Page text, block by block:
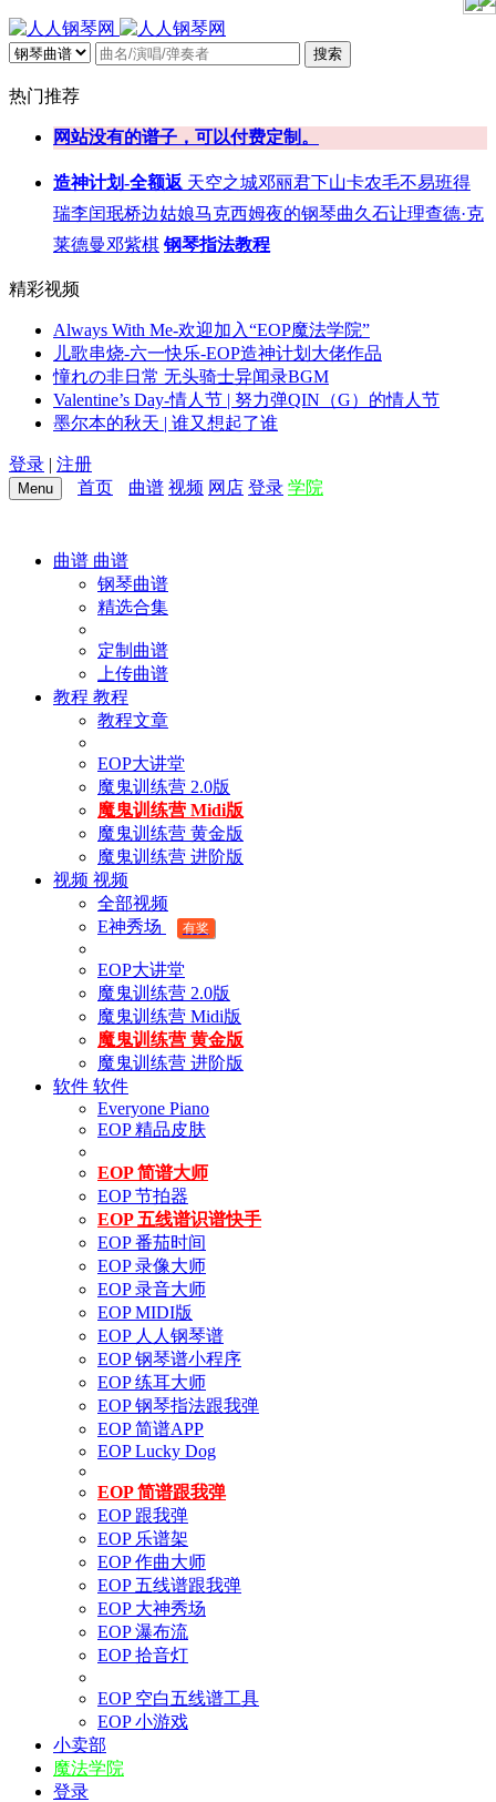
搜索
热门推荐
网站没有的谱子，可以付费定制。
造神计划-全额返 天空之城邓丽君下山卡农毛不易班得
瑞李闰珉桥边姑娘马克西姆夜的钢琴曲久石让理查德·克
莱德曼邓紫棋 钢琴指法教程
精彩视频
Always With Me-欢迎加入“EOP魔法学院”
儿歌串烧-六一快乐-EOP造神计划大佬作品
憧れの非日常 无头骑士异闻录BGM
Valentine’s Day-情人节 | 努力弹QIN（G）的情人节
墨尔本的秋天 | 谁又想起了谁
登录 | 注册
Menu 首页 曲谱 视频 网店 登录 学院
曲谱 曲谱
钢琴曲谱
精选合集
定制曲谱
上传曲谱
教程 教程
教程文章
EOP大讲堂
魔鬼训练营 2.0版
魔鬼训练营 Midi版
魔鬼训练营 黄金版
魔鬼训练营 进阶版
视频 视频
全部视频
E神秀场
有奖
EOP大讲堂
魔鬼训练营 2.0版
魔鬼训练营 Midi版
魔鬼训练营 黄金版
魔鬼训练营 进阶版
软件 软件
Everyone Piano
EOP 精品皮肤
EOP 简谱大师
EOP 节拍器
EOP 五线谱识谱快手
EOP 番茄时间
EOP 录像大师
EOP 录音大师
EOP MIDI版
EOP 人人钢琴谱
EOP 钢琴谱小程序
EOP 练耳大师
EOP 钢琴指法跟我弹
EOP 简谱APP
EOP Lucky Dog
EOP 简谱跟我弹
EOP 跟我弹
EOP 乐谱架
EOP 作曲大师
EOP 五线谱跟我弹
EOP 大神秀场
EOP 瀑布流
EOP 拾音灯
EOP 空白五线谱工具
EOP 小游戏
小卖部
魔法学院
登录